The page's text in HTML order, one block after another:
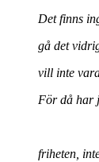
Det finns
gå det
vill inte
För då har
friheten,